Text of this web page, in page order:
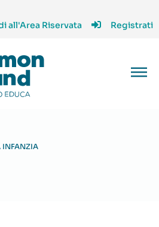
all'Area Riservata Registrati
INFANZIA